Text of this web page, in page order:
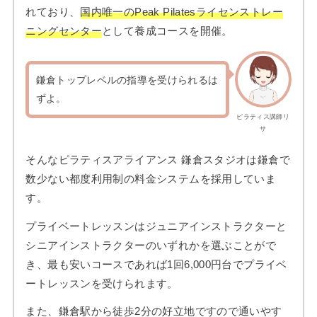
れており、 国内唯一のPeak Pilatesライセンストレー
ニングセンターとして養成コースを開催。
ピラティス講師リ
サ
鎌倉トップレベルの指導を受けられるは
ずよ。
そんなピラティスアライアンス 鎌倉スタジオは鎌倉で
数少ない都度利用制の料金システムを採用していま
す。
プライベートレッスンはジュニアインストラクターと
シニアインストラクターのいずれかを選ぶことがで
き、最も安いコースであれば1回6,000円台でプライベ
ートレッスンを受けられます。
また、鎌倉駅から徒歩2分の好立地ですので通いやす